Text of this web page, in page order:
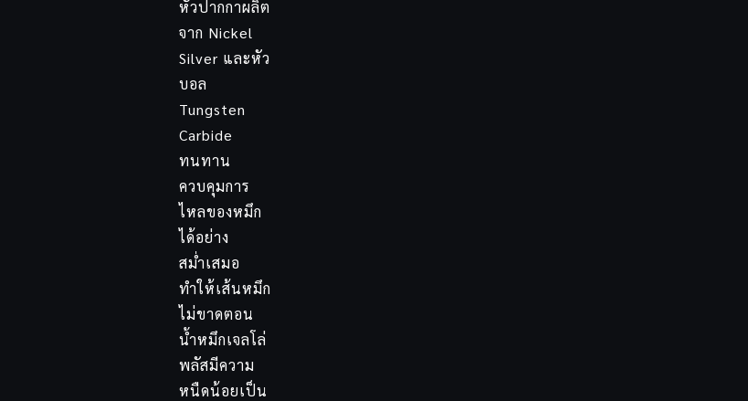
หัวปากกาผลิต
จาก Nickel
Silver และหัว
บอล
Tungsten
Carbide
ทนทาน
ควบคุมการ
ไหลของหมึก
ได้อย่าง
สม่ำเสมอ
ทำให้เส้นหมึก
ไม่ขาดตอน
น้ำหมึกเจลโล่
พลัสมีความ
หนืดน้อยเป็น